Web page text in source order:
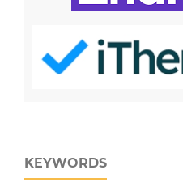
KEYWORDS